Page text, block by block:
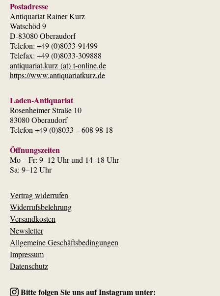
Postadresse
Antiquariat Rainer Kurz
Watschöd 9
D-83080 Oberaudorf
Telefon: +49 (0)8033-91499
Telefax: +49 (0)8033-309888
antiquariat.kurz (at) t-online.de
https://www.antiquariatkurz.de
Laden-Antiquariat
Rosenheimer Straße 10
83080 Oberaudorf
Telefon +49 (0)8033 – 608 98 18
Öffnungszeiten
Mo – Fr: 9–12 Uhr und 14–18 Uhr
Sa: 9–12 Uhr
Vertrag widerrufen
Widerrufsbelehrung
Versandkosten
Newsletter
Allgemeine Geschäftsbedingungen
Impressum
Datenschutz
Bitte folgen Sie uns auf Instagram unter: